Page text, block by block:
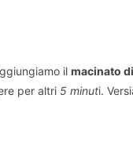
il macinato
per altri 5 minuti.